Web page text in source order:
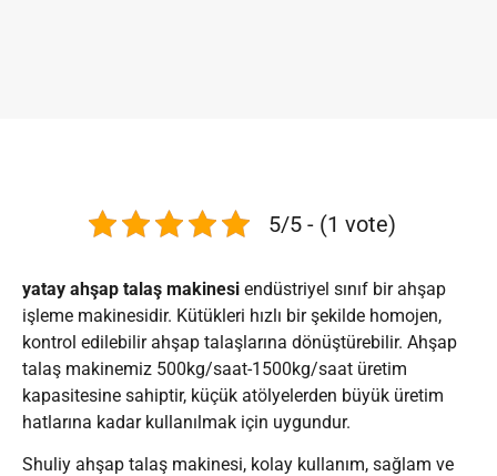
5/5 - (1 vote)
yatay ahşap talaş makinesi endüstriyel sınıf bir ahşap
işleme makinesidir. Kütükleri hızlı bir şekilde homojen,
kontrol edilebilir ahşap talaşlarına dönüştürebilir. Ahşap
talaş makinemiz 500kg/saat-1500kg/saat üretim
kapasitesine sahiptir, küçük atölyelerden büyük üretim
hatlarına kadar kullanılmak için uygundur.
Shuliy ahşap talaş makinesi, kolay kullanım, sağlam ve